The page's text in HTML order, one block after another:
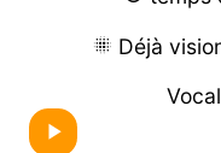
Déjà